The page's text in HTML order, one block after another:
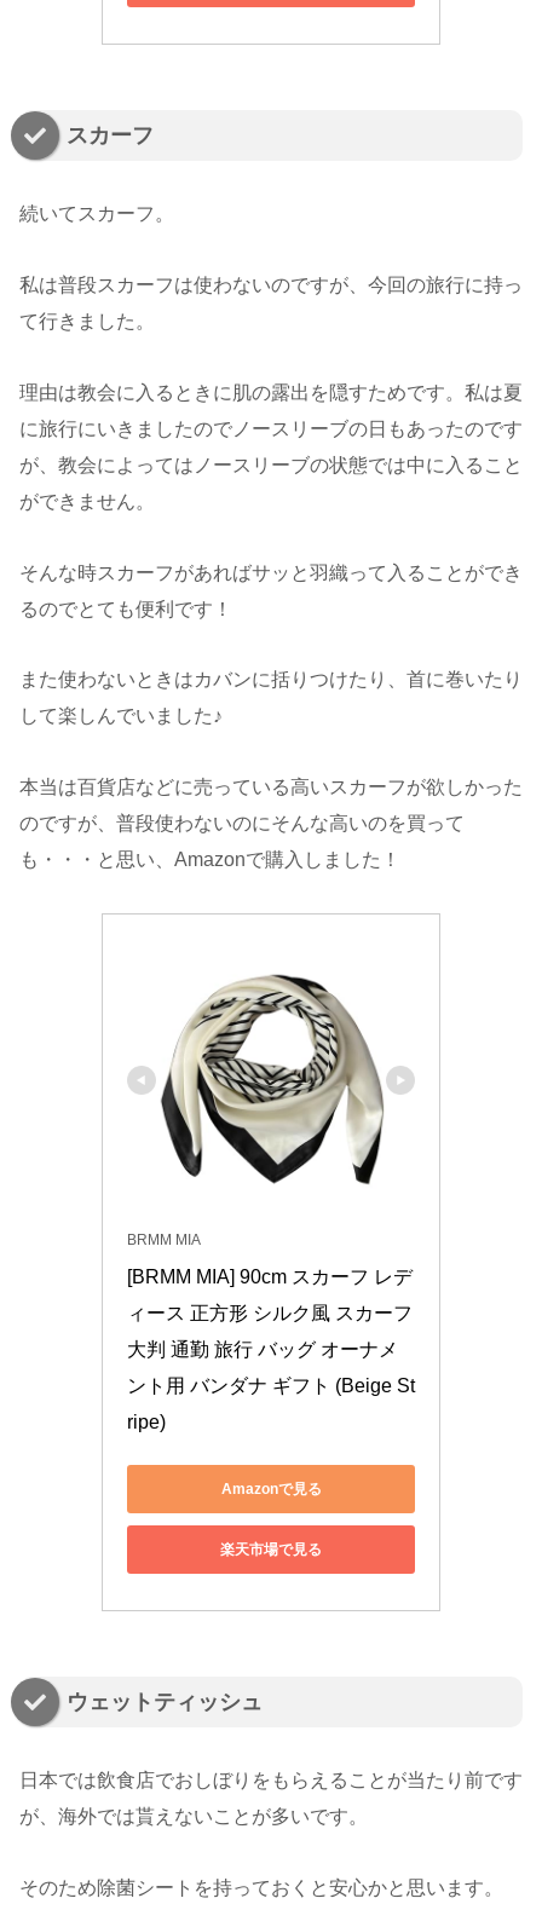
スカーフ
続いてスカーフ。
私は普段スカーフは使わないのですが、今回の旅行に持っ
て行きました。
理由は教会に入るときに肌の露出を隠すためです。私は夏
に旅行にいきましたのでノースリーブの日もあったのです
が、教会によってはノースリーブの状態では中に入ること
ができません。
そんな時スカーフがあればサッと羽織って入ることができ
るのでとても便利です！
また使わないときはカバンに括りつけたり、首に巻いたり
して楽しんでいました♪
本当は百貨店などに売っている高いスカーフが欲しかった
のですが、普段使わないのにそんな高いのを買って
も・・・と思い、Amazonで購入しました！
BRMM MIA
[BRMM MIA] 90cm スカーフ レデ
ィース 正方形 シルク風 スカーフ
大判 通勤 旅行 バッグ オーナメ
ント用 バンダナ ギフト (Beige St
ripe)
Amazonで見る
楽天市場で見る
ウェットティッシュ
日本では飲食店でおしぼりをもらえることが当たり前です
が、海外では貰えないことが多いです。
そのため除菌シートを持っておくと安心かと思います。